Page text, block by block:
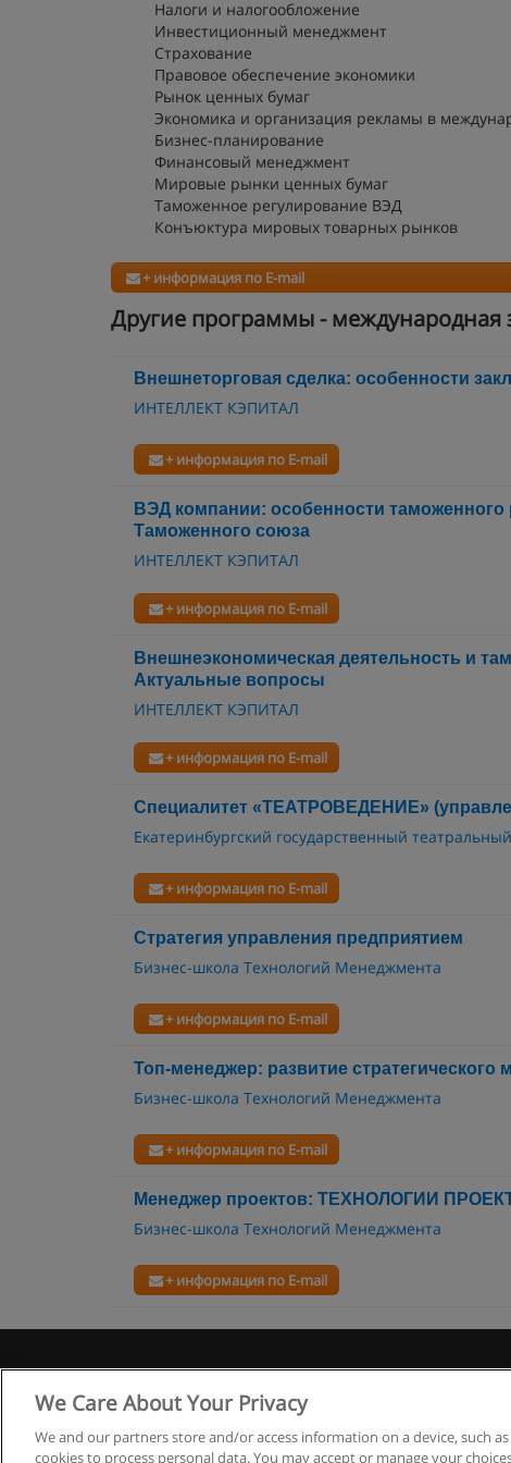
Налоги и налогообложение
Инвестиционный менеджмент
Страхование
Правовое обеспечение экономики
Рынок ценных бумаг
Экономика и организация рекламы в
Бизнес-планирование
Финансовый менеджмент
Мировые рынки ценных бумаг
Таможенное регулирование ВЭД
Конъюктура мировых товарных рынков
+ информация по E-mail
Другие программы - международная
Внешнеторговая сделка: особенности
ИНТЕЛЛЕКТ КЭПИТАЛ
+ информация по E-mail
ВЭД компании: особенности таможенного
Таможенного союза
ИНТЕЛЛЕКТ КЭПИТАЛ
+ информация по E-mail
Внешнеэкономическая деятельность и
Актуальные вопросы
ИНТЕЛЛЕКТ КЭПИТАЛ
+ информация по E-mail
Специалитет «ТЕАТРОВЕДЕНИЕ»
Екатеринбургский государственный
+ информация по E-mail
Стратегия управления предприятием
Бизнес-школа Технологий Менеджмента
+ информация по E-mail
Топ-менеджер: развитие
Бизнес-школа Технологий Менеджмента
+ информация по E-mail
Менеджер проектов: ТЕХНОЛОГИИ
Бизнес-школа Технологий Менеджмента
+ информация по E-mail
We Care About Your Privacy
We and our partners store and/or access information on a device, such
cookies to process personal data. You may accept or manage your